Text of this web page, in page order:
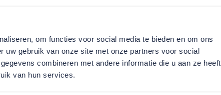
om functies voor social media te bieden en om ons
uw gebruik van onze site met onze partners voor social
combineren met andere informatie die u aan ze heeft
van hun services.